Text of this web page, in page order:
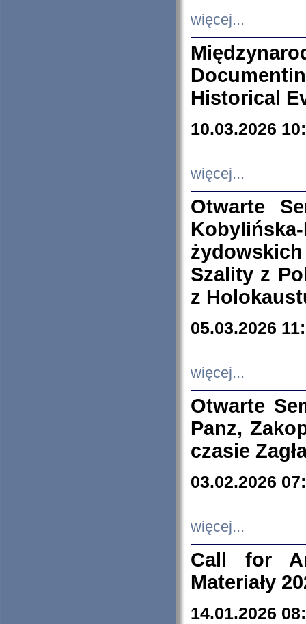
więcej...
Historical
10.03.2026
więcej...
Otwarte
Szality z
z
05.03.2026
więcej...
Otwarte
Panz,
czasie
03.02.2026
więcej...
Call for
Materiały
14.01.2026